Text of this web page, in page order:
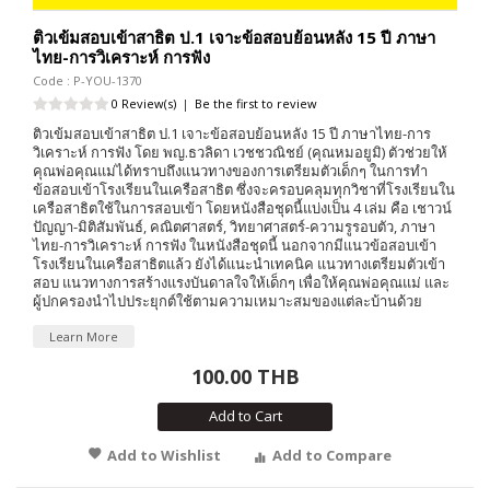
ติวเข้มสอบเข้าสาธิต ป.1 เจาะข้อสอบย้อนหลัง 15 ปี ภาษา
ไทย-การวิเคราะห์ การฟัง
Code : P-YOU-1370
0 Review(s) | Be the first to review
ติวเข้มสอบเข้าสาธิต ป.1 เจาะข้อสอบย้อนหลัง 15 ปี ภาษาไทย-การ
วิเคราะห์ การฟัง โดย พญ.ธวลิดา เวชชวณิชย์ (คุณหมอยูมิ) ตัวช่วยให้
คุณพ่อคุณแม่ได้ทราบถึงแนวทางของการเตรียมตัวเด็กๆ ในการทำ
ข้อสอบเข้าโรงเรียนในเครือสาธิต ซึ่งจะครอบคลุมทุกวิชาที่โรงเรียนใน
เครือสาธิตใช้ในการสอบเข้า โดยหนังสือชุดนี้แบ่งเป็น 4 เล่ม คือ เชาวน์
ปัญญา-มิติสัมพันธ์, คณิตศาสตร์, วิทยาศาสตร์-ความรูรอบตัว, ภาษา
ไทย-การวิเคราะห์ การฟัง ในหนังสือชุดนี้ นอกจากมีแนวข้อสอบเข้า
โรงเรียนในเครือสาธิตแล้ว ยังได้แนะนำเทคนิค แนวทางเตรียมตัวเข้า
สอบ แนวทางการสร้างแรงบันดาลใจให้เด็กๆ เพื่อให้คุณพ่อคุณแม่ และ
ผู้ปกครองนำไปประยุกต์ใช้ตามความเหมาะสมของแต่ละบ้านด้วย
Learn More
100.00 THB
Add to Cart
Add to Wishlist
Add to Compare